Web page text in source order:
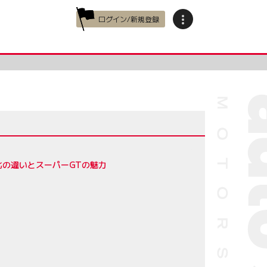
ログイン/新規登録
違いとスーパーGTの魅力